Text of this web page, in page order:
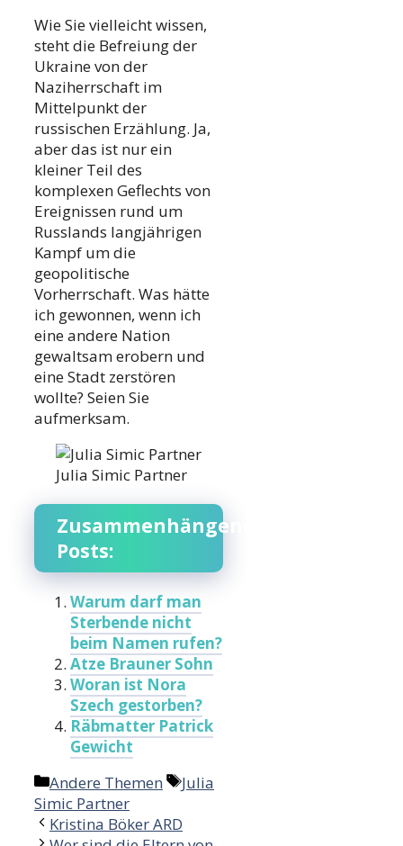
Wie Sie vielleicht wissen,
steht die Befreiung der
Ukraine von der
Naziherrschaft im
Mittelpunkt der
russischen Erzählung. Ja,
aber das ist nur ein
kleiner Teil des
komplexen Geflechts von
Ereignissen rund um
Russlands langjährigen
Kampf um die
geopolitische
Vorherrschaft. Was hätte
ich gewonnen, wenn ich
eine andere Nation
gewaltsam erobern und
eine Stadt zerstören
wollte? Seien Sie
aufmerksam.
Julia Simic Partner
Zusammenhängende
Posts:
Warum darf man
Sterbende nicht
beim Namen rufen?
Atze Brauner Sohn
Woran ist Nora
Szech gestorben?
Räbmatter Patrick
Gewicht
Categories
Andere Themen Tags
Julia
Simic Partner
Kristina Böker ARD